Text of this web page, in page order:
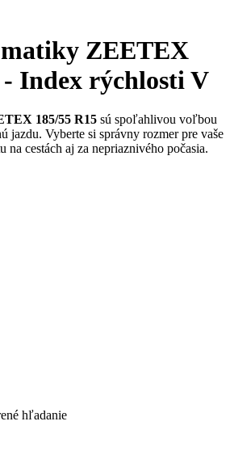
ZEETEX
- Index rýchlosti V
185/55 R15 sú spoľahlivou voľbou
jazdu. Vyberte si správny rozmer pre vaše
na cestách aj za nepriaznivého počasia.
hľadanie